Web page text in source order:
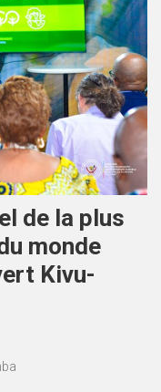
de la plus
monde
Kivu-